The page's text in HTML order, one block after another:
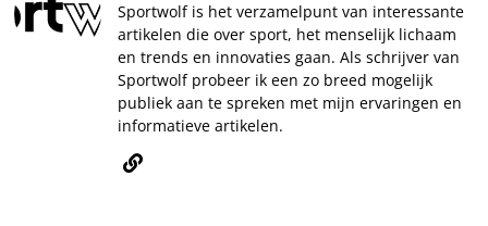
Sportwolf is het verzamelpunt van interessante
artikelen die over sport, het menselijk lichaam
en trends en innovaties gaan. Als schrijver van
Sportwolf probeer ik een zo breed mogelijk
publiek aan te spreken met mijn ervaringen en
informatieve artikelen.